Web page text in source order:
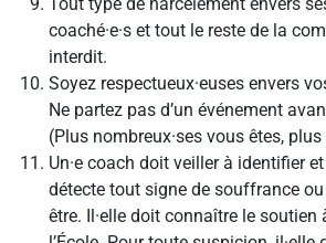
Tout type de harcèlement envers
coaché·e·s et tout le reste de la
interdit.
Soyez respectueux·euses envers
Ne partez pas d’un événement
(Plus nombreux·ses vous êtes,
Un·e coach doit veiller à identifier
détecte tout signe de souffrance
être. Il·elle doit connaître le